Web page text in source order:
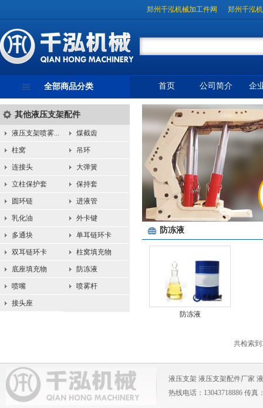
郑州千泓机械加工件网 郑州千泓
全部商品分类
其他液压支架配件
液压支架喷雾... 煤截齿
柱窝 吊环
连接头 大弹簧
立柱保护套 保持套
圆环链 进液管
乳化油 外卡键
多通块 单耳链环卡
双耳链环卡 柱窝填充物
底座填充物 防冻液
喷嘴 喷雾杆
接头座
首页 公司简介 企
防冻液
防冻液
共检索到
液压支架 液压支架配件厂家
热线电话：13043718886 传真